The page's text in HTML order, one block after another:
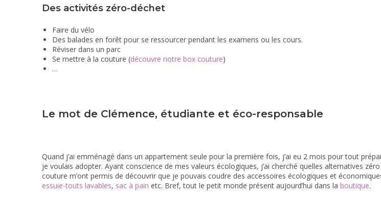
Des activités zéro-déchet
Faire du vélo
Des balades en forêt pour se ressourcer pendant les examens ou les cours.
Réviser dans un parc
Se mettre à la couture (découvre notre box couture)
…
Le mot de Clémence, étudiante et éco-responsable
Quand j’ai emménagé dans un appartement seule pour la première fois, j’ai eu 2 mois pour tout
je voulais adopter. Ayant conscience de mes valeurs écologiques, j’ai cherché quelles alternatives
couture m’ont permis de découvrir que je pouvais coudre des accessoires écologiques et
essuie-touts lavables, sac à pain etc. Bref, tout le petit monde présent aujourd’hui dans la boutique.